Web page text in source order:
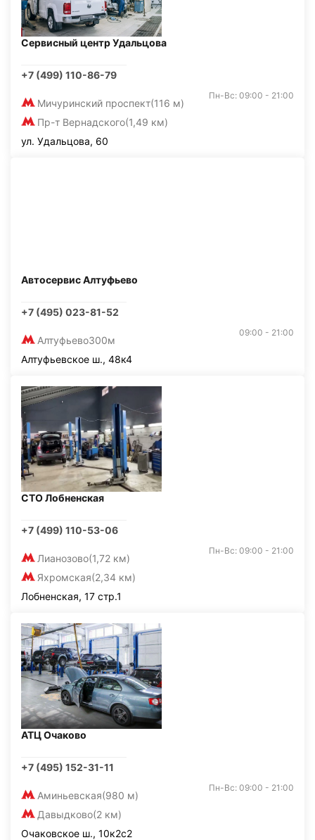
Сервисный центр Удальцова
+7 (499) 110-86-79
Мичуринский проспект(116 м)
Пр-т Вернадского(1,49 км)
Пн-Вс: 09:00 - 21:00
ул. Удальцова, 60
Автосервис Алтуфьево
+7 (495) 023-81-52
Алтуфьево300м
09:00 - 21:00
Алтуфьевское ш., 48к4
СТО Лобненская
+7 (499) 110-53-06
Лианозово(1,72 км)
Яхромская(2,34 км)
Пн-Вс: 09:00 - 21:00
Лобненская, 17 стр.1
АТЦ Очаково
+7 (495) 152-31-11
Аминьевская(980 м)
Давыдково(2 км)
Пн-Вс: 09:00 - 21:00
Очаковское ш., 10к2с2